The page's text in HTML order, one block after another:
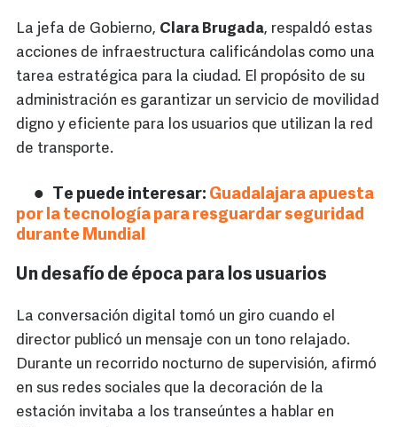
La jefa de Gobierno, Clara Brugada, respaldó estas
acciones de infraestructura calificándolas como una
tarea estratégica para la ciudad. El propósito de su
administración es garantizar un servicio de movilidad
digno y eficiente para los usuarios que utilizan la red
de transporte.
Te puede interesar: Guadalajara apuesta
por la tecnología para resguardar seguridad
durante Mundial
Un desafío de época para los usuarios
La conversación digital tomó un giro cuando el
director publicó un mensaje con un tono relajado.
Durante un recorrido nocturno de supervisión, afirmó
en sus redes sociales que la decoración de la
estación invitaba a los transeúntes a hablar en